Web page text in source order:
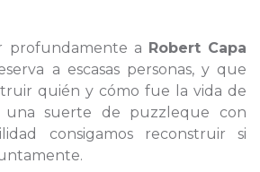
profundamente a Robert Capa
a escasas personas, y que
quién y cómo fue la vida de
una suerte de puzzleque con
consigamos reconstruir si